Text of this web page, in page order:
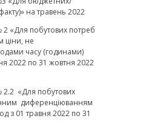
на травень 2022
«Для побутових потреб
ціни, не
часу (годинами)
2022 по 31 жовтня 2022
2.2 «Для побутових
диференціюванням
з 01 травня 2022 по 31